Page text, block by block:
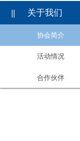
|| 关于我们
协会简介
活动情况
合作伙伴